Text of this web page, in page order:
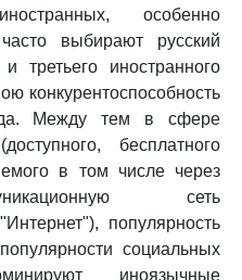
особенно
выбирают русский
третьего иностранного
конкурентоспособность
Между тем в сфере
бесплатного
в том числе через
сеть
популярность
социальных
иноязычные